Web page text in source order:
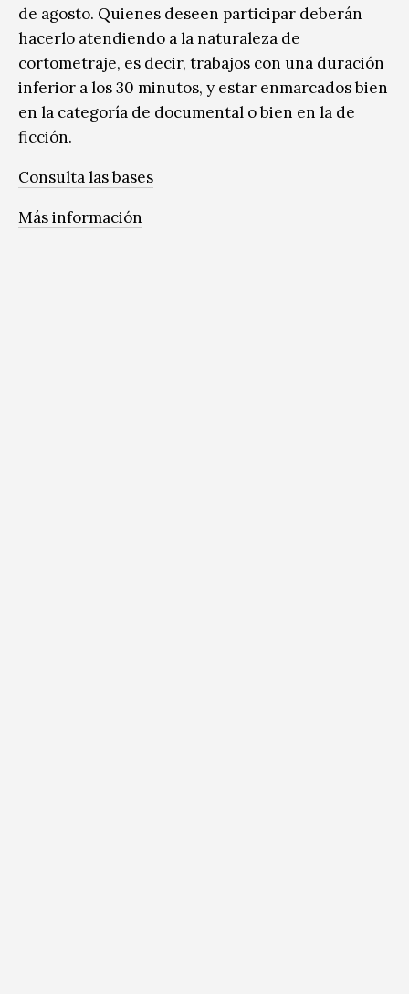
de agosto. Quienes deseen participar deberán
hacerlo atendiendo a la naturaleza de
cortometraje, es decir, trabajos con una duración
inferior a los 30 minutos, y estar enmarcados bien
en la categoría de documental o bien en la de
ficción.
Consulta las bases
Más información